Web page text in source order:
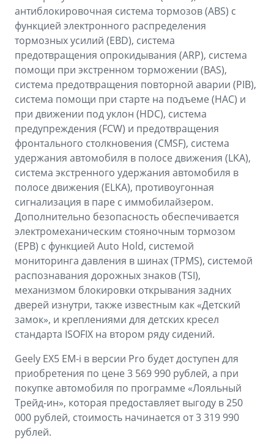
антиблокировочная система тормозов (ABS) с
функцией электронного распределения
тормозных усилий (EBD), система
предотвращения опрокидывания (ARP), система
помощи при экстренном торможении (BAS),
система предотвращения повторной аварии (PIB),
система помощи при старте на подъеме (HАC) и
при движении под уклон (HDC), система
предупреждения (FCW) и предотвращения
фронтального столкновения (CMSF), система
удержания автомобиля в полосе движения (LKA),
система экстренного удержания автомобиля в
полосе движения (ELKA), противоугонная
сигнализация в паре с иммобилайзером.
Дополнительно безопасность обеспечивается
электромеханическим стояночным тормозом
(EPB) с функцией Auto Hold, системой
мониторинга давления в шинах (TPMS), системой
распознавания дорожных знаков (TSI),
механизмом блокировки открывания задних
дверей изнутри, также известным как «Детский
замок», и креплениями для детских кресел
стандарта ISOFIX на втором ряду сидений.
Geely EX5 EM-i в версии Pro будет доступен для
приобретения по цене 3 569 990 рублей, а при
покупке автомобиля по программе «Лояльный
Трейд-ин», которая предоставляет выгоду в 250
000 рублей, стоимость начинается от 3 319 990
рублей.